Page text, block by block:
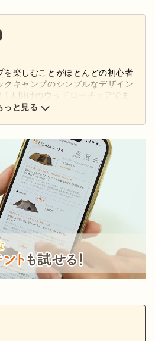
を楽しむことがほとんどの初心者
クキャンプのシンプルなデザイン
1人掛けのウッドローチェアでま
のがお気に入り。
っと見る